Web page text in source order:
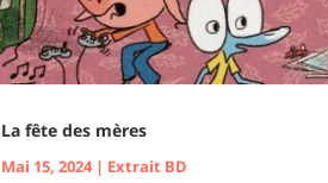
La fête des mères
Mai 15, 2024| Extrait BD